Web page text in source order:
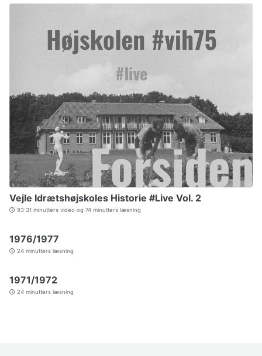
Vejle Idrætshøjskoles Historie #Live Vol. 2
93:31 minutters video og 74 minutters læsning
1976/1977
24 minutters læsning
1971/1972
24 minutters læsning